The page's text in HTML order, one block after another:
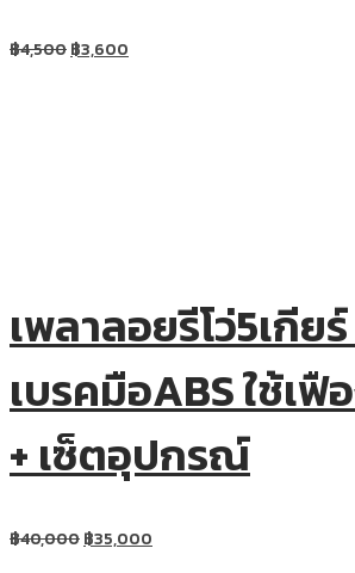
฿4,500฿3,600
เพลาลอยรีโว่5เกีย
เบรคมือABS ใช้เฟื
+ เซ็ตอุปกรณ์
฿40,000฿35,000